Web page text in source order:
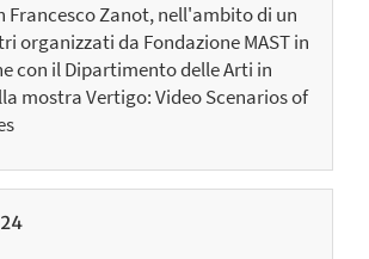
Francesco Zanot, nell'ambito di un
organizzati da Fondazione MAST in
con il Dipartimento delle Arti in
mostra Vertigo: Video Scenarios of